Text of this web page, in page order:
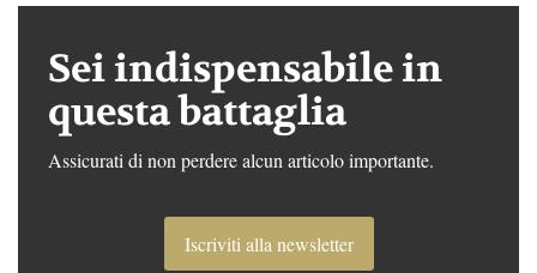
Sei indispensabile in
questa battaglia
Assicurati di non perdere alcun articolo importante.
Iscriviti alla newsletter